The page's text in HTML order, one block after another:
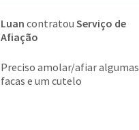
Luan contratou Serviço de
Afiação
Preciso amolar/afiar algumas
facas e um cutelo